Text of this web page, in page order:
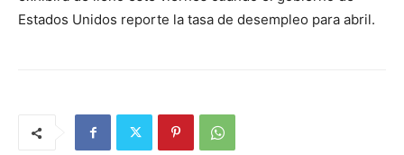
Estados Unidos reporte la tasa de desempleo para abril.